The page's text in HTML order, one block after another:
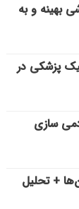
بهینه و به
پزشکی در
سازی
+ تحلیل